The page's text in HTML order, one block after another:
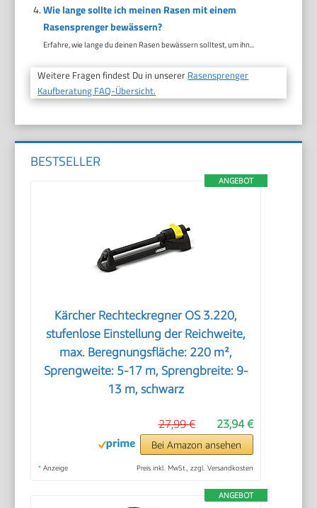
Wie lange sollte ich meinen Rasen mit einem
Rasensprenger bewässern?
Erfahre, wie lange du deinen Rasen bewässern solltest, um ihn...
Weitere Fragen findest Du in unserer Rasensprenger
Kaufberatung FAQ-Übersicht.
BESTSELLER
ANGEBOT
Kärcher Rechteckregner OS 3.220,
stufenlose Einstellung der Reichweite,
max. Beregnungsfläche: 220 m²,
Sprengweite: 5-17 m, Sprengbreite: 9-
13 m, schwarz
23,94 €
27,99 €
Bei Amazon ansehen
* Anzeige Preis inkl. MwSt., zzgl. Versandkosten
ANGEBOT